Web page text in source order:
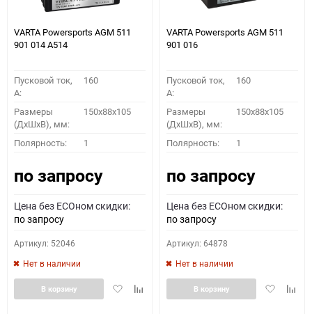
VARTA Powersports AGM 511
901 014 A514
Пусковой ток,
A:
160
Размеры
(ДхШхВ), мм:
150x88x105
Полярность: 1
по запросу
Цена без ECOном скидки:
по запросу
Артикул: 52046
Нет в наличии
ДобавитьДобавить
В корзину
VARTA Powersports AGM 511
901 016
Пусковой ток,
A:
160
Размеры
(ДхШхВ), мм:
150x88x105
Полярность: 1
по запросу
Цена без ECOном скидки:
по запросу
Артикул: 64878
Нет в наличии
Добавить
В корзину